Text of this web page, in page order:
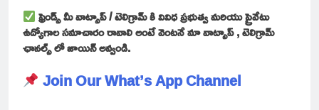
ఫ్రెండ్స్ మీ వాట్సాప్ / టెలిగ్రామ్ కి వివిధ ప్రభుత్వ మరియు ప్రైవేటు
ఉద్యోగాల సమాచారం రావాలి అంటే వెంటనే మా వాట్సాప్ , టెలిగ్రామ్
ఛానల్స్ లో జాయిన్ అవ్వండి.
Join Our What’s App Channel